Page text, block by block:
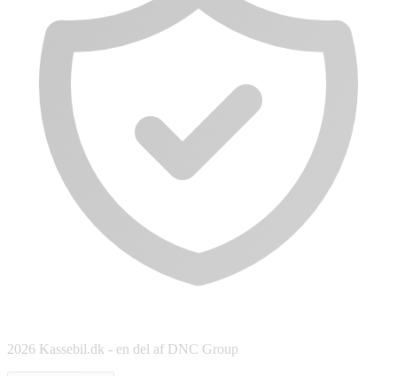
2026 Kassebil.dk - en del af DNC Group